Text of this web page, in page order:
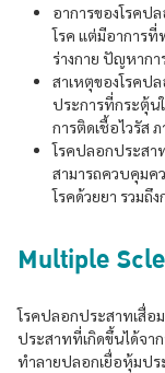
อาการของโรคป
โรค แต่มีอาการ
ร่างกาย ปัญหาก
สาเหตุของโรคป
ประการที่กระตุ้น
การติดเชื้อไวรัส
โรคปลอกประสา
สามารถควบคุมค
โรคด้วยยา รวม
Multiple
โรคปลอกประสาทเสื่อ
ประสาทที่เกิดขึ้นได้จา
ทำลายปลอกเยื่อหุ้มปร